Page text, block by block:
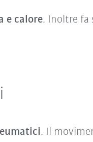
e calore. Inoltre fa
. Il